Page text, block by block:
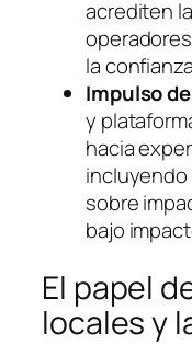
acrediten
la
Impulso
y
hacia
incluyendo
sobre
bajo
El papel
locales y